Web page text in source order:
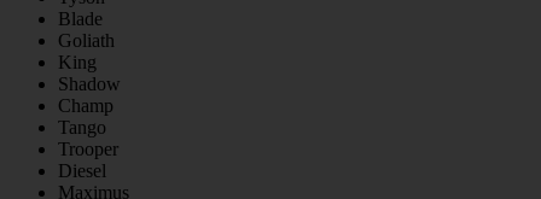
Blade
Goliath
King
Shadow
Champ
Tango
Trooper
Diesel
Maximus